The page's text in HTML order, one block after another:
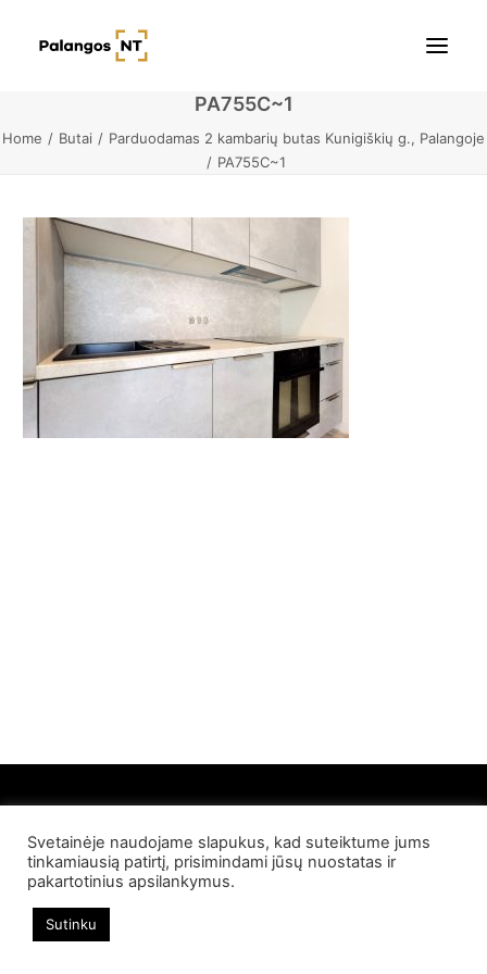
Pradžia
Namai / Kotedžai
Žemės sklypai
Kontaktai
PA755C~1
Home Butai
Parduodamas 2 kambarių butas Kunigiškių g., Palangoje
PA755C~1
© 2022 Palangos NT. Visos teisės saugomos
Svetainėje naudojame slapukus, kad suteiktume jums
tinkamiausią patirtį, prisimindami jūsų nuostatas ir
pakartotinius apsilankymus.
Sutinku